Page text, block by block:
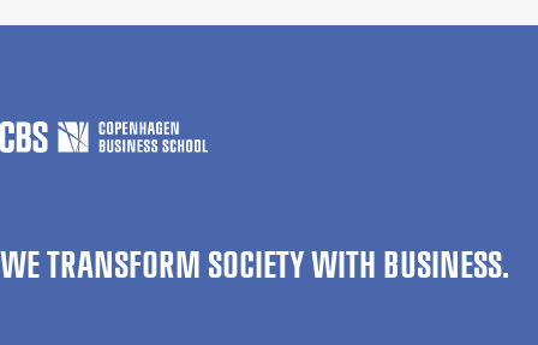
WE TRANSFORM SOCIETY WITH BUSINESS.